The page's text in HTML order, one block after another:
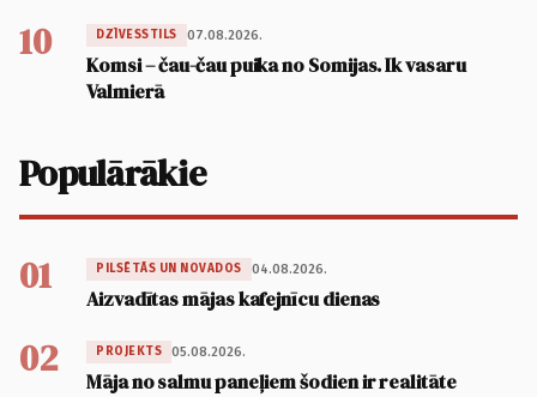
10 DZĪVESSTILS 07.08.2026.
Komsi – čau-čau puika no Somijas. Ik vasaru
Valmierā
Populārākie
01 PILSĒTĀS UN NOVADOS 04.08.2026.
Aizvadītas mājas kafejnīcu dienas
02 PROJEKTS 05.08.2026.
Māja no salmu paneļiem šodien ir realitāte